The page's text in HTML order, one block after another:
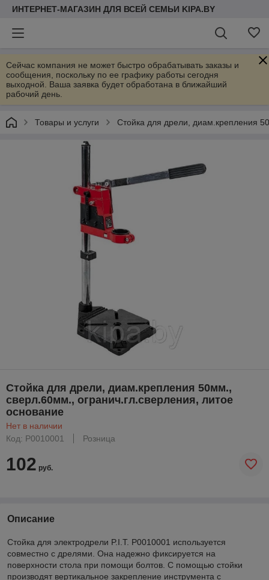
ИНТЕРНЕТ-МАГАЗИН ДЛЯ ВСЕЙ СЕМЬИ KIPA.BY
Сейчас компания не может быстро обрабатывать заказы и
сообщения, поскольку по ее графику работы сегодня
выходной. Ваша заявка будет обработана в ближайший
рабочий день.
Товары и услуги Стойка для дрели, диам.крепления
Стойка для дрели, диам.крепления 50мм.,
сверл.60мм., огранич.гл.сверления, литое
основание
Нет в наличии
Код: P0010001
Розница
102 руб.
Описание
Стойка для электродрели P.I.T. P0010001 используется
совместно с дрелями. Она надежно фиксируется на
поверхности стола при помощи болтов. С помощью стойки
производят вертикальное закрепление инструмента с